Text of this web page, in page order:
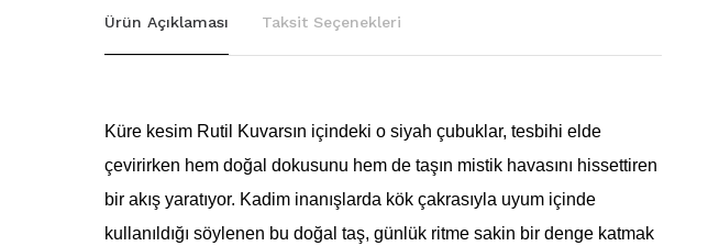
Ürün Açıklaması Taksit Seçenekleri
Küre kesim Rutil Kuvarsın içindeki o siyah çubuklar, tesbihi elde
çevirirken hem doğal dokusunu hem de taşın mistik havasını hissettiren
bir akış yaratıyor. Kadim inanışlarda kök çakrasıyla uyum içinde
kullanıldığı söylenen bu doğal taş, günlük ritme sakin bir denge katmak